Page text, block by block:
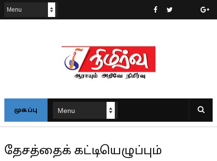
முகப்பு
தேசத்தைக் கட்டியெழுப்பும்